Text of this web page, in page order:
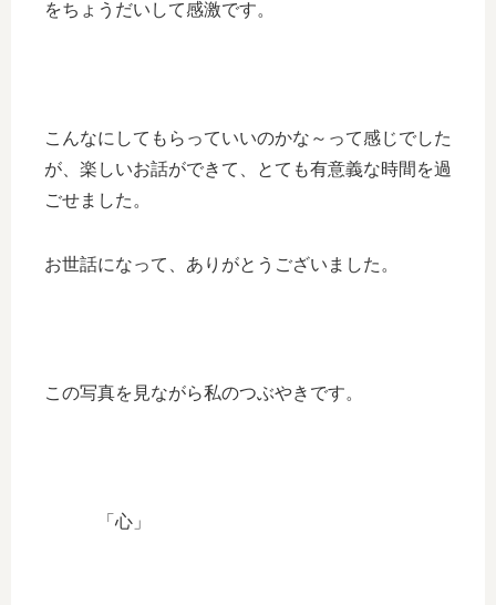
をちょうだいして感激です。
こんなにしてもらっていいのかな～って感じでした
が、楽しいお話ができて、とても有意義な時間を過
ごせました。
お世話になって、ありがとうございました。
この写真を見ながら私のつぶやきです。
「心」